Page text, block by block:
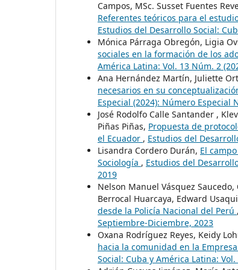
Campos, MSc. Susset Fuentes
Referentes teóricos para el
Estudios del Desarrollo Social:
Mónica Párraga Obregón, Ligia
sociales en la formación de los
América Latina: Vol. 13 Núm. 2
Ana Hernández Martín, Juliette
necesarios en su
Especial (2024): Número Especial
José Rodolfo Calle Santander ,
Piñas Piñas, Propuesta de
el Ecuador , Estudios del
Lisandra Cordero Durán, El
Sociología , Estudios del
2019
Nelson Manuel Vásquez
Berrocal Huarcaya, Edward
desde la Policía Nacional del Perú ,
Septiembre-Diciembre, 2023
Oxana Rodríguez Reyes, Keidy
hacia la comunidad en la
Social: Cuba y América Latina: